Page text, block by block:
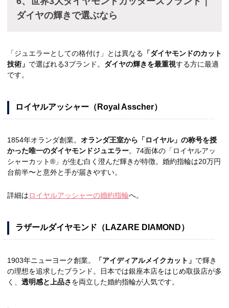
ダイヤの輝きで選ぶなら
「ジュエラーとしての格付け」とは異なる 「ダイヤモンドのカット
技術」 で選ばれる3ブランド。 ダイヤの輝きを最重視する方に最適
です。
ロイヤルアッシャー（Royal Asscher）
1854年オランダ創業。 オランダ王室から「ロイヤル」の称号を授
かった唯一のダイヤモンドジュエラー。74面体の「ロイヤルアッ
シャーカット®」が生む白く澄んだ輝きが特徴。婚約指輪は20万円
台前半〜と意外と手が届きやすい。
詳細はロイヤルアッシャーの婚約指輪へ。
ラザールダイヤモンド（LAZARE DIAMOND）
1903年ニューヨーク創業。 「アイディアルメイクカット」 で輝き
の理想を追求したブランド。日本では銀座本店をはじめ取扱店が多
く、 透明感と上品さを両立した婚約指輪が人気です。